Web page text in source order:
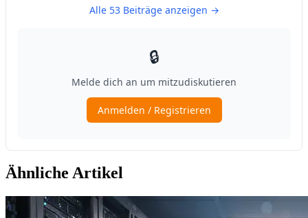
Ähnliche Artikel